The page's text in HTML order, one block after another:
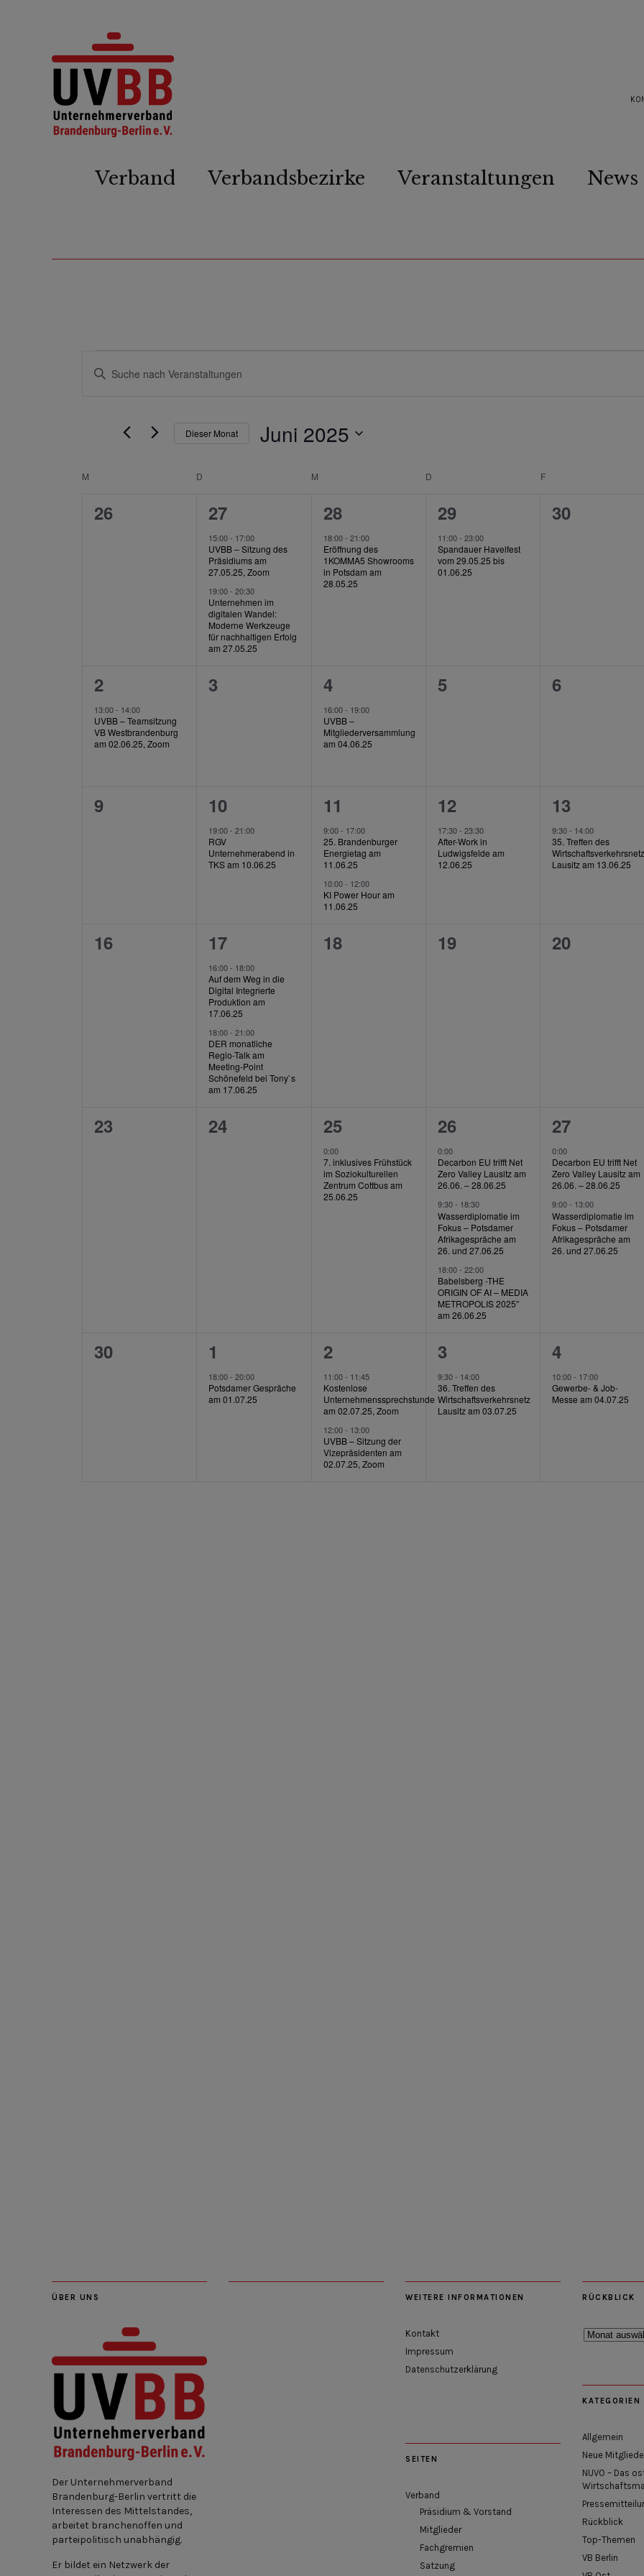
Verband Verbandsbezirke Veranstaltungen News
Suche
Ansichten,
Navigation
Schlüsselwort
Schlüsselwort.
Dieser Monat Juni 2025
Kalender
Veranstaltungen
M D M D FFREITAG
0
Veranstaltungen,
26
2
Veranstaltungen,
27
15:00- 17:00
UVBB – Sitzung des
Präsidiums am
27.05.25, Zoom
19:00-20:30
Unternehmen im
digitalen Wandel:
Moderne Werkzeuge
für nachhaltigen Erfolg
am 27.05.25
1
Veranstaltung,
28
18:00- 21:00
Eröffnung des
1KOMMA5 Showrooms
in Potsdam am
28.05.25
1
Veranstaltung,
29
11:00- 23:00
Spandauer Havelfest
vom 29.05.25 bis
01.06.25
0
30
1
Veranstaltung,
2
13:00- 14:00
UVBB – Teamsitzung
VB Westbrandenburg
am 02.06.25, Zoom
0
Veranstaltungen,
3
1
Veranstaltung,
4
16:00- 19:00
UVBB –
Mitgliederversammlung
am 04.06.25
0
5
0
6
0
Veranstaltungen,
9
1
Veranstaltung,
10
19:00-21:00
RGV
Unternehmerabend in
TKS am 10.06.25
2
Veranstaltungen,
11
9:00- 17:00
25. Brandenburger
Energietag am
11.06.25
10:00- 12:00
KI Power Hour am
11.06.25
1
Veranstaltung,
12
17:30- 23:30
After-Work in
Ludwigsfelde am
12.06.25
1
13
9:30- 14:00
35. Treffen des
Lausitz am 13.06.25
0
Veranstaltungen,
16
2
Veranstaltungen,
17
16:00- 18:00
Auf dem Weg in die
Digital Integrierte
Produktion am
17.06.25
18:00-21:00
DER monatliche
Regio-Talk am
Meeting-Point
Schönefeld bei Tony`s
am 17.06.25
0
18
0
19
0
20
0
23
0
Veranstaltungen,
24
1
Veranstaltung,
25
0:00
7. inklusives Frühstück
im Soziokulturellen
Zentrum Cottbus am
25.06.25
3
Veranstaltungen,
26
0:00
Decarbon EU trifft Net
Zero Valley Lausitz am
26.06. – 28.06.25
9:30- 18:30
Wasserdiplomatie im
Fokus – Potsdamer
Afrikagespräche am
26. und 27.06.25
18:00- 22:00
Babelsberg -THE
ORIGIN OF AI – MEDIA
METROPOLIS 2025″
am 26.06.25
2
27
0:00
Decarbon EU trifft Net
Zero Valley Lausitz am
26.06. – 28.06.25
9:00- 13:00
Wasserdiplomatie im
Fokus – Potsdamer
Afrikagespräche am
26. und 27.06.25
0
Veranstaltungen,
30
1
Veranstaltung,
1
18:00-20:00
Potsdamer Gespräche
am 01.07.25
2
Veranstaltungen,
2
11:00- 11:45
Kostenlose
Unternehmenssprechstunde
am 02.07.25, Zoom
12:00- 13:00
UVBB – Sitzung der
Vizepräsidenten am
02.07.25, Zoom
1
Veranstaltung,
3
9:30- 14:00
36. Treffen des
Wirtschaftsverkehrsnetz
Lausitz am 03.07.25
1
4
10:00- 17:00
Gewerbe- & Job-
Messe am 04.07.25
ÜBER UNS
Der Unternehmerverband
Brandenburg-Berlin vertritt die
Interessen des Mittelstandes,
arbeitet branchenoffen und
parteipolitisch unabhängig.
Er bildet ein Netzwerk der
WEITERE INFORMATIONEN
Kontakt
Impressum
Datenschutzerklärung
SEITEN
Verband
Präsidium & Vorstand
Mitglieder
Fachgremien
Satzung
RÜCKBLICK
Rückblick
KATEGORIEN
Allgemein
Neue
NUVO – Das
Rückblick
Top-Themen
VB Berlin